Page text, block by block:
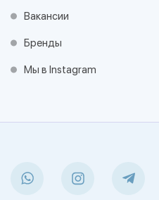
Вакансии
Бренды
Мы в Instagram